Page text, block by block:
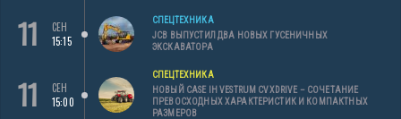
11
СЕН
15:15
СПЕЦТЕХНИКА
JCB ВЫПУСТИЛ ДВА НОВЫХ ГУСЕНИЧНЫХ
ЭКСКАВАТОРА
11
СЕН
15:00
СПЕЦТЕХНИКА
НОВЫЙ CASE IH VESTRUM CVXDRIVE – СОЧЕТАНИЕ
ПРЕВОСХОДНЫХ ХАРАКТЕРИСТИК И КОМПАКТНЫХ
РАЗМЕРОВ